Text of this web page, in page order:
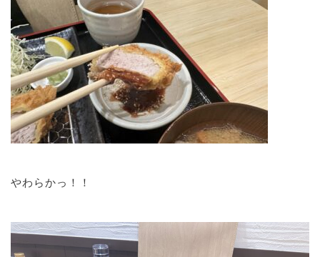
やわらかっ！！